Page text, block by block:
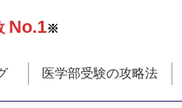
No.1※
医学部受験の攻略法